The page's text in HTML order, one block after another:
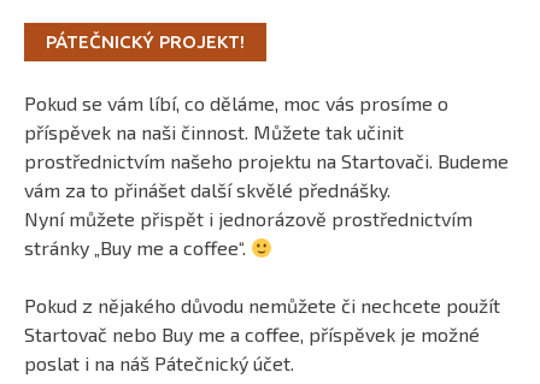
PÁTEČNICKÝ PROJEKT!
Pokud se vám líbí, co děláme, moc vás prosíme o
příspěvek na naši činnost. Můžete tak učinit
prostřednictvím našeho projektu na Startovači. Budeme
vám za to přinášet další skvělé přednášky.
Nyní můžete přispět i jednorázově prostřednictvím
stránky „Buy me a coffee“.
Pokud z nějakého důvodu nemůžete či nechcete použít
Startovač nebo Buy me a coffee, příspěvek je možné
poslat i na náš Pátečnický účet.